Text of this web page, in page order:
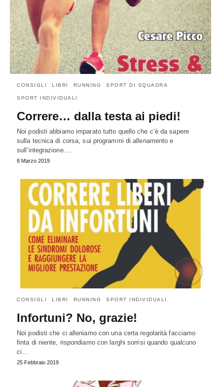
CONSIGLI LIBRI RUNNING SPORT DI SQUADRA
SPORT INDIVIDUALI
Correre… dalla testa ai piedi!
Noi podisti abbiamo imparato tutto quello che c’è da sapere
sulla tecnica di corsa, sui programmi di allenamento e
sull’integrazione.…
8 Marzo 2019
CONSIGLI LIBRI RUNNING SPORT INDIVIDUALI
Infortuni? No, grazie!
Noi podisti che ci alleniamo con una certa regolarità facciamo
finta di niente, rispondiamo con larghi sorrisi quando qualcuno
ci…
25 Febbraio 2019